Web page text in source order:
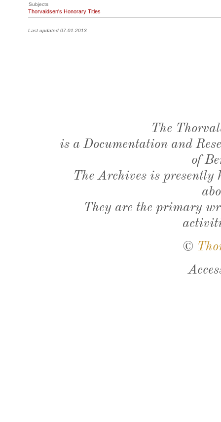
Subjects
Thorvaldsen's Honorary Titles
Last updated 07.01.2013
The
is a Documentation and
of
The Archives is presently
They are the primary
©